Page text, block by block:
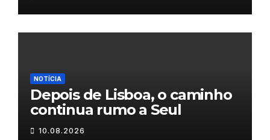
NOTÍCIA
Depois de Lisboa, o caminho
continua rumo a Seul
10.08.2026